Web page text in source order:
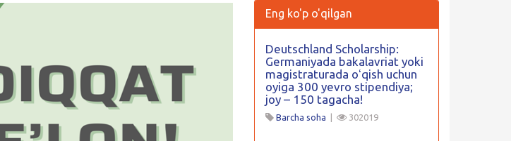
Eng ko'p o'qilgan
Deutschland Scholarship:
Germaniyada bakalavriat yoki
magistraturada oʻqish uchun
oyiga 300 yevro stipendiya;
joy – 150 tagacha!
Barcha soha 302019